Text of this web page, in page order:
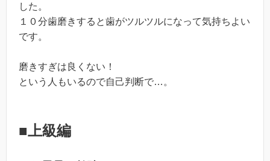
した。
１０分歯磨きすると歯がツルツルになって気持ちよい
です。
磨きすぎは良くない！
という人もいるので自己判断で…。
■上級編